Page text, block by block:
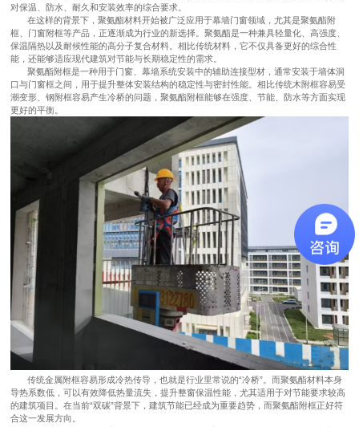
对保温、防水、耐久和安装效率的综合要求。
在这样的背景下，聚氨酯材料开始被广泛应用于幕墙门窗领域，尤其是聚氨酯附
框
门窗附框等产品，正逐渐成为行业的新选择。聚氨酯是一种兼具轻量化、高强度、
保温隔热以及耐候性能的高分子复合材料。相比传统材料，它不仅具备更好的综合性
能，还能够适应现代建筑对节能与长期稳定性的需求。
聚氨酯附框是一种用于门窗、幕墙系统安装中的辅助连接型材，通常安装于墙体洞
口与门窗框之间，用于提升整体安装结构的稳定性与密封性能。相比传统木附框容易受
潮变形、钢附框容易产生冷桥的问题，聚氨酯附框能够在强度、节能、防水等方面实现
更好的平衡。
传统金属附框容易形成冷热传导，也就是行业里常说的“冷桥”。而聚氨酯材料本身
导热系数低，可以有效降低热量流失，提升整窗保温性能，尤其适用于对节能要求较高
的建筑项目。在当前“双碳”背景下，建筑节能已经成为重要趋势，而聚氨酯附框正好符
合这一发展方向。